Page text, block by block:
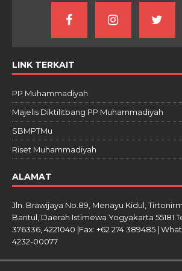
LINK TERKAIT
PP Muhammadiyah
Majelis Diktilitbang PP Muhammadiyah
SBMPTMu
Riset Muhammadiyah
ALAMAT
Jln. Brawijaya No.89, Menayu Kidul,
Bantul, Daerah Istimewa Yogyakarta 55181
376336, 4221040 |Fax: +62 274 389485 |
4232-00077